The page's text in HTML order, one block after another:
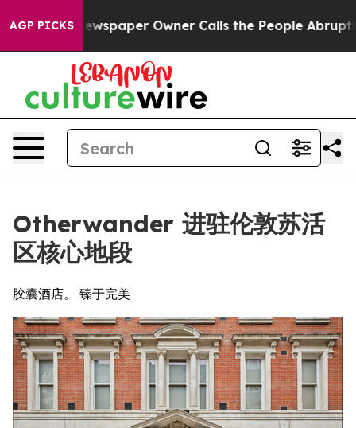
AGP PICKS
Newspaper Owner Calls the People Abruptly Laid
Otherwander 进驻伦敦苏活
区核心地段
胶囊酒店。 臻于完美